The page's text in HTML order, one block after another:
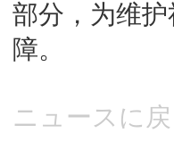
部分，为维
障。
ニュースに